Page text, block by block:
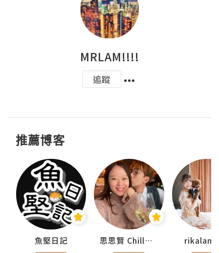
MRLAM!!!!
追蹤
推薦博客
魚堅日記 思思賢 ChillMyBabe